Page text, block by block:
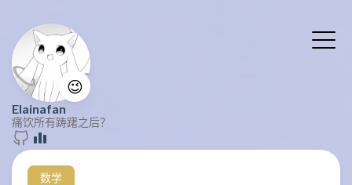
😉
Elainafan
痛饮所有踌躇之后？
数学